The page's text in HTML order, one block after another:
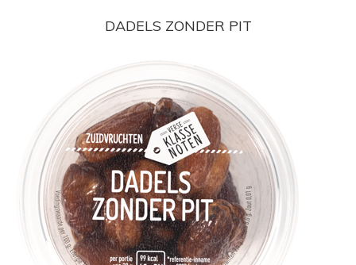
DADELS ZONDER PIT